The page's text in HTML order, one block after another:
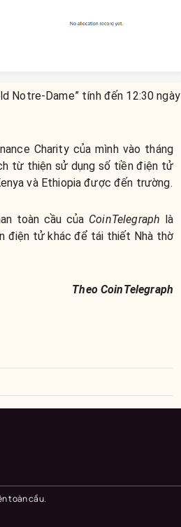
Notre-Dame” tính đến 12:30 ngày
Charity của mình vào tháng
từ thiện sử dụng số tiền điện tử
và Ethiopia được đến trường.
toàn cầu của CoinTelegraph là
điện tử khác để tái thiết Nhà thờ
Theo CoinTelegraph
toàn cầu.